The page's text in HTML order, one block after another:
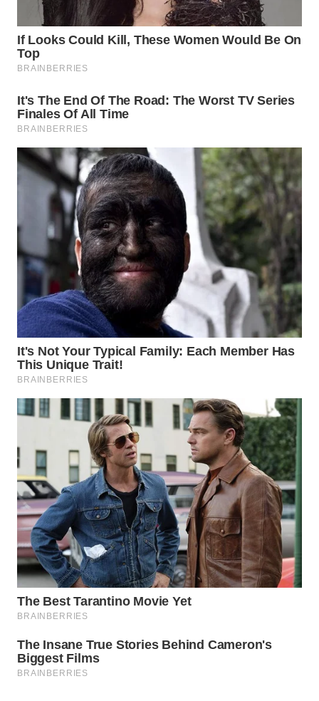
WALINKI
ID
ID
MARTABAT
NET
PLN
WATCH
MKLI
LPKKI
LKKI
KOPEKLIN
KONSUMEN
ALPERKLINAS
FORJASIDA
TAMBANG
NEWS
SITUNGIR
NEWS
SIDIKALANG
NEWS